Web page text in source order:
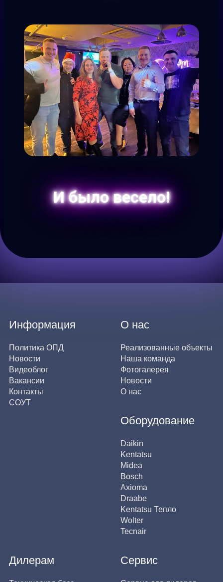
И было весело!
Информация
Политика ОПД
Новости
Видеоблог
Вакансии
Контакты
СОУТ
О нас
Реализованные объекты
Наша команда
Фотогалерея
Новости
О нас
Оборудование
Daikin
Kentatsu
Midea
Bosch
Axioma
Draabe
Kentatsu Тепло
Wolter
Tecnair
Дилерам Сервис